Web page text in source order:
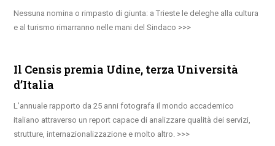
Nessuna nomina o rimpasto di giunta: a Trieste le deleghe alla cultura
e al turismo rimarranno nelle mani del Sindaco
Il Censis premia Udine, terza Università
d’Italia
L’annuale rapporto da 25 anni fotografa il mondo accademico
italiano attraverso un report capace di analizzare qualità dei servizi,
strutture, internazionalizzazione e molto altro.